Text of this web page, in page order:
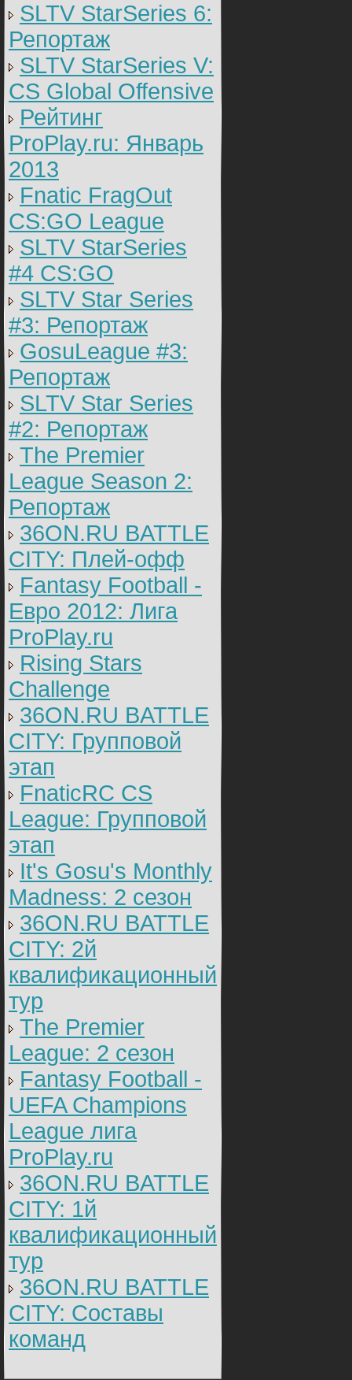
SLTV StarSeries 6:
Репортаж
SLTV StarSeries V:
CS Global Offensive
Рейтинг
ProPlay.ru: Январь
2013
Fnatic FragOut
CS:GO League
SLTV StarSeries
#4 CS:GO
SLTV Star Series
#3: Репортаж
GosuLeague #3:
Репортаж
SLTV Star Series
#2: Репортаж
The Premier
League Season 2:
Репортаж
36ON.RU BATTLE
CITY: Плей-офф
Fantasy Football -
Евро 2012: Лига
ProPlay.ru
Rising Stars
Challenge
36ON.RU BATTLE
CITY: Групповой
этап
FnaticRC CS
League: Групповой
этап
It's Gosu's Monthly
Madness: 2 сезон
36ON.RU BATTLE
CITY: 2й
квалификационный
тур
The Premier
League: 2 cезон
Fantasy Football -
UEFA Champions
League лига
ProPlay.ru
36ON.RU BATTLE
CITY: 1й
квалификационный
тур
36ON.RU BATTLE
CITY: Составы
команд